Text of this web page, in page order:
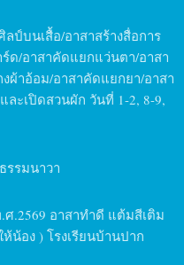
ลป์บนเสื้อ/อาสาสร้างสื่อการ
ด/อาสาคัดแยกแว่นตา/อาสา
ผ้าอ้อม/อาสาคัดแยกยา/อาสา
ะเปิดสวนผัก วันที่ 1-2, 8-9,
รรมนาวา
ศ.2569 อาสาทำดี แต้มสีเติม
น้อง ) โรงเรียนบ้านปาก